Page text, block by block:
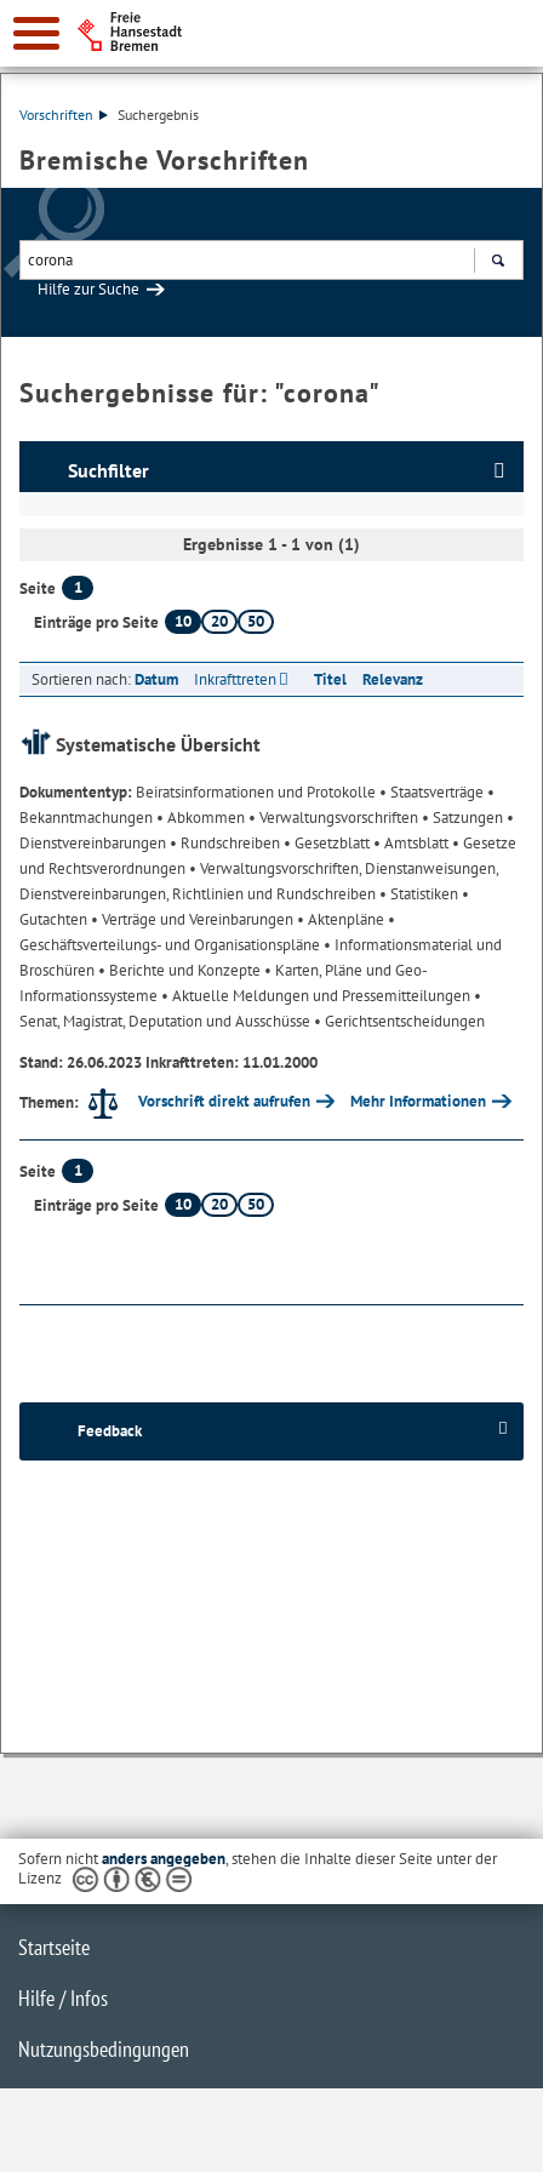
Vorschriften Suchergebnis
Bremische Vorschriften
Hilfe zur Suche
Suchergebnisse für: "corona"
Suchfilter
Ergebnisse 1 - 1 von (1)
Seite
1
Einträge pro Seite
10 20 50
Sortieren nach:Datum Inkrafttreten Titel Relevanz
Systematische Übersicht
Dokumententyp: Beiratsinformationen und Protokolle • Staatsverträge •
Bekanntmachungen • Abkommen • Verwaltungsvorschriften • Satzungen •
Dienstvereinbarungen • Rundschreiben • Gesetzblatt• Amtsblatt• Gesetze
und Rechtsverordnungen • Verwaltungsvorschriften, Dienstanweisungen,
Dienstvereinbarungen, Richtlinien und Rundschreiben • Statistiken •
Gutachten • Verträge und Vereinbarungen • Aktenpläne •
Geschäftsverteilungs- und Organisationspläne • Informationsmaterial und
Broschüren • Berichte und Konzepte • Karten, Pläne und Geo-
Informationssysteme • Aktuelle Meldungen und Pressemitteilungen •
Senat, Magistrat, Deputation und Ausschüsse • Gerichtsentscheidungen
Stand: 26.06.2023 Inkrafttreten: 11.01.2000
Themen:
Vorschrift direkt aufrufen Mehr Informationen
Seite
1
Einträge pro Seite
10 20 50
Feedback
Sofern nichtanders angegeben, stehen die Inhalte dieser Seite unter der
Lizenz
Startseite
Hilfe / Infos
Nutzungsbedingungen